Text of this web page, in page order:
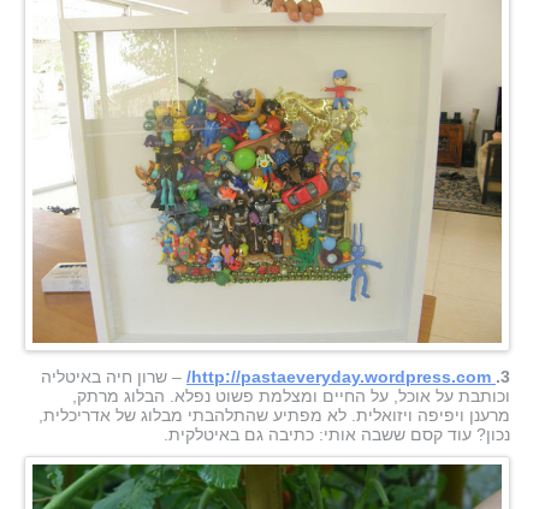
3.
– שרון חיה באיטליה
וכותבת על אוכל, על החיים ומצלמת פשוט נפלא. הבלוג מרתק,
מרענן ויפיפה ויזואלית. לא מפתיע שהתלהבתי מבלוג של אדריכלית,
נכון? עוד קסם ששבה אותי: כתיבה גם באיטלקית.